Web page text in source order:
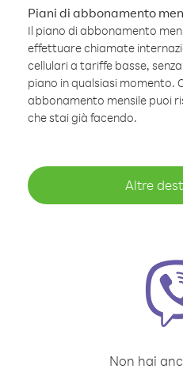
Piani di abbonamento
Il piano di abbonamento
effettuare chiamate
cellulari a tariffe basse,
piano in qualsiasi momento.
abbonamento mensile puoi
che stai già facendo.
Altre
Non hai